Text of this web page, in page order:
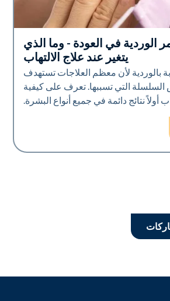
الوردية في العودة - وما الذي
يتغير عند علاج الالتهاب
بالوردية لأن معظم العلاجات تستهدف
التي تسببها. تعرف على كيفية
أولاً نتائج دائمة في جميع أنواع البشرة.